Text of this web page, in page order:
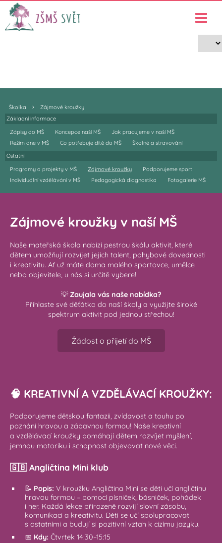
Školka ›
Zájmové kroužky
Základní informace
Zápisy do MŠ
Koncepce naší MŠ
Jak pracujeme v naší MŠ
Režim dne v MŠ
Co potřebuje dítě do MŠ
Školné a stravování
Ostatní
Programy a projekty v MŠ
Zájmové kroužky
Podporujeme sport
Individuální vzdělávání v MŠ
Pedagogická diagnostika Fotogalerie MŠ
Zájmové kroužky v naší MŠ
Naše mateřská škola nabízí pestrou škálu aktivit, které
dětem umožňují rozvíjet jejich talent, pohybové dovednosti
i kreativitu. Ať už máte doma malého sportovce, umělce
nebo objevitele, u nás si určitě vybere!
💡Zaujala vás naše nabídka?
Přihlaste své děťátko do naší školy a využijte široké
spektrum aktivit pod jednou střechou!
Žádost o přijetí do MŠ
🧠 KREATIVNÍ A VZDĚLÁVACÍ KROUŽKY:
Podporujeme dětskou fantazii, zvídavost a touhu po
poznání hravou a zábavnou formou! Naše kreativní
a vzdělávací kroužky pomáhají dětem rozvíjet myšlení,
jemnou motoriku i schopnost objevovat nové věci.
🇬🇧 Angličtina Mini klub
📝 Popis: V kroužku Angličtina Mini se děti učí angličtinu
hravou formou – pomocí písniček, básniček, pohádek
i her. Každá lekce přirozeně rozvíjí slovní zásobu,
komunikaci a kreativitu. Děti se učí spolupracovat
s ostatními a budují si pozitivní vztah k cizímu jazyku.
📅 Kdy: Čtvrtek 14:30–15:15